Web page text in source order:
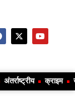
अंतर्राष्ट्रीय क्राइम